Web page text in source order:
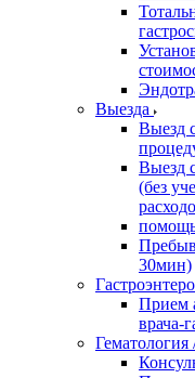
Выезда
Выезд
Выезд
(без
30мин)
Прием
врача-
Гематология